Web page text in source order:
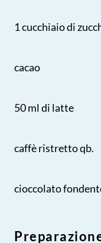
1 cucchiaio di
cacao
50 ml di latte
caffè ristretto qb.
cioccolato